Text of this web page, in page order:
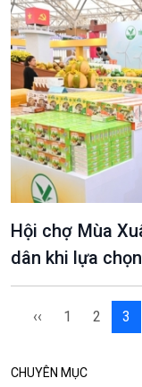
VOV1 đặc biệt
Thanh âm ký sự
Chân dung cuộc sống
Các chương trình
Hội chợ Mùa
dân khi lựa
‹‹ 1 2 3
CHUYÊN MỤC